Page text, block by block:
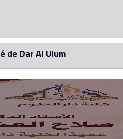
de Dar Al Ulum